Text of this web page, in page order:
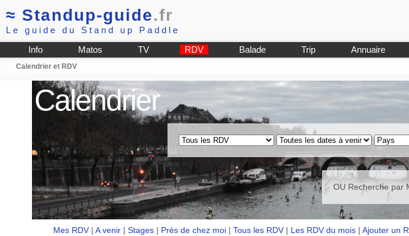
≈ Standup-guide.fr
Le guide du Stand up Paddle
Info Matos TV RDV Balade Trip Annuaire
Calendrier et RDV
Calendrier
OU Recherche par
Mes RDV |A venir |Stages | Près de chez moi |Tous les RDV | Les RDV du mois |Ajouter un